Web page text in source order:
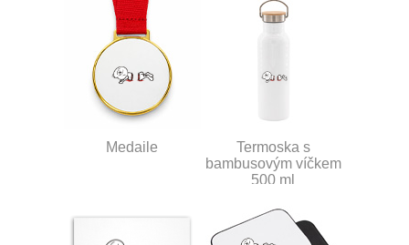
Medaile
Termoska s
bambusovým víčkem
500 ml